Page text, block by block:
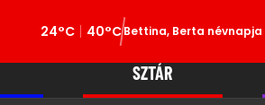
24°C 40°CBettina, Berta névnapja
SZTÁR